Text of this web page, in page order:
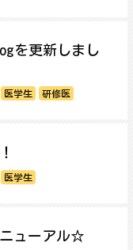
を更新しまし
医学生 研修医
医学生
ューアル☆